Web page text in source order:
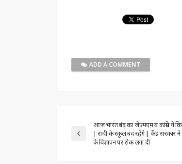
ADD A COMMENT
आज भारत बंद का जेएमएम व कांग्रेस ने
| रांची के स्कूल बंद रहेंगे | केंद्र सरकार ने
के विज्ञापन पर रोक लगा दी